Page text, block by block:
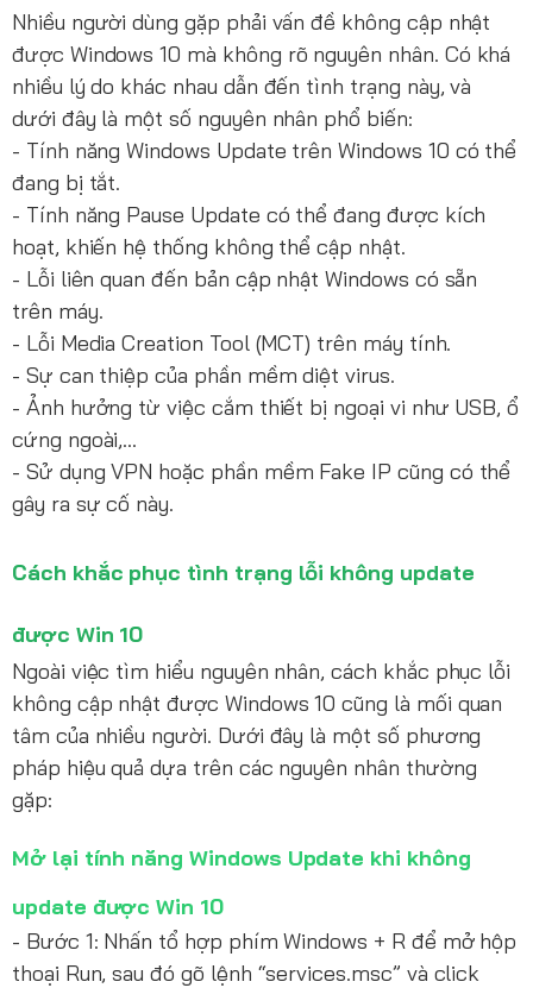
Nhiều người dùng gặp phải vấn đề không cập nhật
được Windows 10 mà không rõ nguyên nhân. Có khá
nhiều lý do khác nhau dẫn đến tình trạng này, và
dưới đây là một số nguyên nhân phổ biến:
- Tính năng Windows Update trên Windows 10 có thể
đang bị tắt.
- Tính năng Pause Update có thể đang được kích
hoạt, khiến hệ thống không thể cập nhật.
- Lỗi liên quan đến bản cập nhật Windows có sẵn
trên máy.
- Lỗi Media Creation Tool (MCT) trên máy tính.
- Sự can thiệp của phần mềm diệt virus.
- Ảnh hưởng từ việc cắm thiết bị ngoại vi như USB, ổ
cứng ngoài,…
- Sử dụng VPN hoặc phần mềm Fake IP cũng có thể
gây ra sự cố này.
Cách khắc phục tình trạng lỗi không update
được Win 10
Ngoài việc tìm hiểu nguyên nhân, cách khắc phục lỗi
không cập nhật được Windows 10 cũng là mối quan
tâm của nhiều người. Dưới đây là một số phương
pháp hiệu quả dựa trên các nguyên nhân thường
gặp:
Mở lại tính năng Windows Update khi không
update được Win 10
- Bước 1: Nhấn tổ hợp phím Windows + R để mở hộp
thoại Run, sau đó gõ lệnh “services.msc” và click